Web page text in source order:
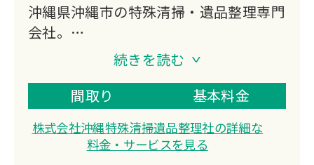
沖縄県沖縄市の特殊清掃・遺品整理専門
会社。
事件現場特殊清掃士（沖縄市第1号認定
者）が孤独死や自殺現場の清掃から遺品
整理、リフォームまで一貫対応。
テレビ取材多数で信頼性が高く、故人様
と遺族様に寄り添う丁寧な作業を提供し
ています。
続きを読む
間取り
基本料金
株式会社沖縄特殊清掃遺品整理社の詳細な
料金・サービスを見る